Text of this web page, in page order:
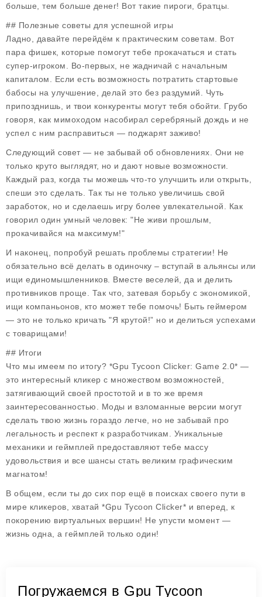
больше, тем больше денег! Вот такие пироги, братцы.
## Полезные советы для успешной игры
Ладно, давайте перейдём к практическим советам. Вот
пара фишек, которые помогут тебе прокачаться и стать
супер-игроком. Во-первых, не жадничай с начальным
капиталом. Если есть возможность потратить стартовые
бабосы на улучшение, делай это без раздумий. Чуть
припозднишь, и твои конкуренты могут тебя обойти. Грубо
говоря, как мимоходом насобирал серебряный дождь и не
успел с ним расправиться — поджарят заживо!
Следующий совет — не забывай об обновлениях. Они не
только круто выглядят, но и дают новые возможности.
Каждый раз, когда ты можешь что-то улучшить или открыть,
спеши это сделать. Так ты не только увеличишь свой
заработок, но и сделаешь игру более увлекательной. Как
говорил один умный человек: "Не живи прошлым,
прокачивайся на максимум!"
И наконец, попробуй решать проблемы стратегии! Не
обязательно всё делать в одиночку – вступай в альянсы или
ищи единомышленников. Вместе веселей, да и делить
противников проще. Так что, затевая борьбу с экономикой,
ищи компаньонов, кто может тебе помочь! Быть геймером
— это не только кричать "Я крутой!” но и делиться успехами
с товарищами!
## Итоги
Что мы имеем по итогу? *Gpu Tycoon Clicker: Game 2.0* —
это интересный кликер с множеством возможностей,
затягивающий своей простотой и в то же время
заинтересованностью. Моды и взломанные версии могут
сделать твою жизнь гораздо легче, но не забывай про
легальность и респект к разработчикам. Уникальные
механики и геймплей предоставляют тебе массу
удовольствия и все шансы стать великим графическим
магнатом!
В общем, если ты до сих пор ещё в поисках своего пути в
мире кликеров, хватай *Gpu Tycoon Clicker* и вперед, к
покорению виртуальных вершин! Не упусти момент —
жизнь одна, а геймплей только один!
Погружаемся в Gpu Tycoon